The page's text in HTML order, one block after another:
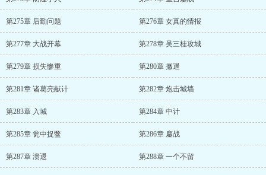
第275章 后勤问题 第276章 女真的情报
第277章 大战开幕 第278章 吴三桂攻城
第279章 损失惨重 第280章 撤退
第281章 诸葛亮献计 第282章 炮击城墙
第283章 入城 第284章 中计
第285章 瓮中捉鳖 第286章 鏖战
第287章 溃退 第288章 一个不留